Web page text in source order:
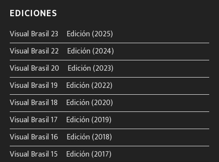
EDICIONES
Visual Brasil 23º Edición (2025)
Visual Brasil 22º Edición (2024)
Visual Brasil 20º Edición (2023)
Visual Brasil 19º Edición (2022)
Visual Brasil 18º Edición (2020)
Visual Brasil 17º Edición (2019)
Visual Brasil 16º Edición (2018)
Visual Brasil 15º Edición (2017)